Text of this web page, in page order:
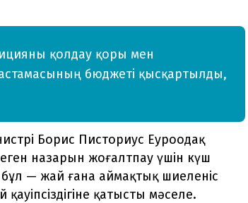
қолдау қоры мен
бюджеті қысқартылды,
Борис Писториус Еуроодақ
назарын жоғалтпау үшін күш
— жай ғана аймақтық шиеленіс
қатысты мәселе.